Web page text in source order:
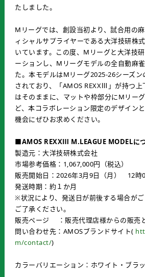
たしました。
Mリーグでは、創設当初より、試合用の
ィシャルサプライヤーである大洋技研株
いています。この度、Mリーグと大洋技
ーションし、Mリーグモデルの全自動麻
た。本モデルはMリーグ2025-26シーズ
されており、「AMOS REXXⅢ」が持つ
はそのままに、マットや枠部分にMリー
ど、本コラボレーション限定のデザイン
機会にぜひお求めください。
■AMOS REXXⅢ M.LEAGUE MODELに
製造元：大洋技研株式会社
市場参考価格：1,067,000円（税込）
販売開始日：2026年3月9日（月） 12時
発送時期：約１か月
※状況により、発送日が前後する場合が
ご了承ください。
販売ページ ：販売代理店様からの販売と
問い合わせ先：AMOSブランドサイト(
m/contact/)
カラーバリエーション：ホワイト・ブラ